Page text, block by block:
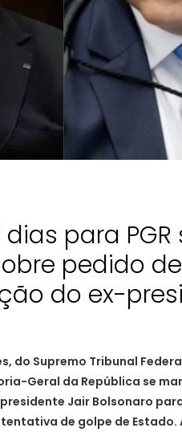
para PGR
pedido
do ex-
do Supremo Tribunal
Geral da República se
Jair Bolsonaro
de golpe de